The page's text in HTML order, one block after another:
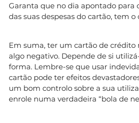
Garanta que no dia apontado para
das suas despesas do cartão, tem
Em suma, ter um cartão de crédito
algo negativo. Depende de si
forma. Lembre-se que usar
cartão pode ter efeitos
um bom controlo sobre a sua
enrole numa verdadeira “bola de